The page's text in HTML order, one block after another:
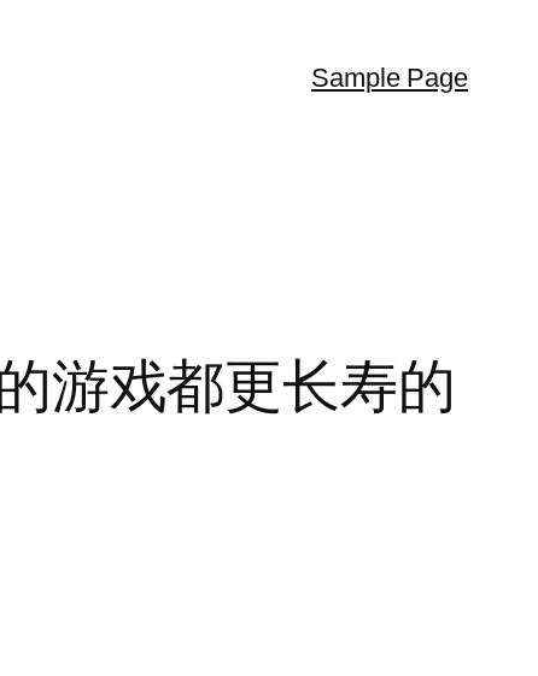
Sample Page
游戏都更长寿的